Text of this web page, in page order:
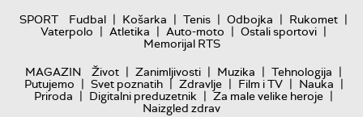
SPORT
Fudbal | Košarka | Tenis | Odbojka | Rukomet |
Vaterpolo | Atletika | Auto-moto | Ostali sportovi |
Memorijal RTS
MAGAZIN
Život | Zanimljivosti | Muzika | Tehnologija |
Putujemo | Svet poznatih | Zdravlje | Film i TV | Nauka |
Priroda | Digitalni preduzetnik | Za male velike heroje |
Naizgled zdrav